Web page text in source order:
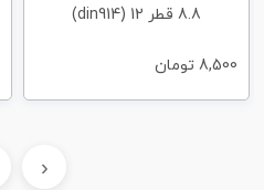
8.8 قطر 12 (din914)
8,500 تومان
‹